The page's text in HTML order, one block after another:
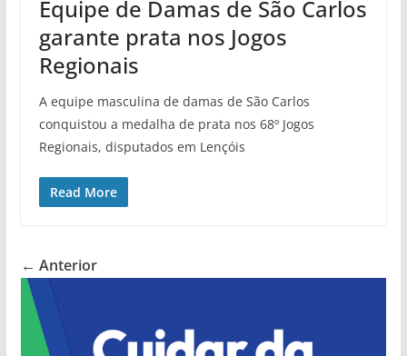
Equipe de Damas de São Carlos
garante prata nos Jogos
Regionais
A equipe masculina de damas de São Carlos
conquistou a medalha de prata nos 68º Jogos
Regionais, disputados em Lençóis
Read More
← Anterior